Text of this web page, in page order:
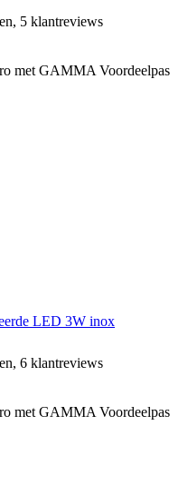
5 klantreviews
met GAMMA Voordeelpas
LED 3W inox
6 klantreviews
met GAMMA Voordeelpas